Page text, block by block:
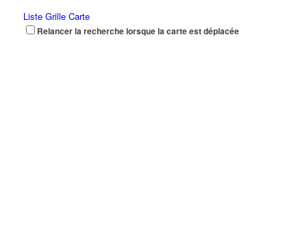
Liste Grille Carte
Relancer la recherche lorsque la carte est déplacée